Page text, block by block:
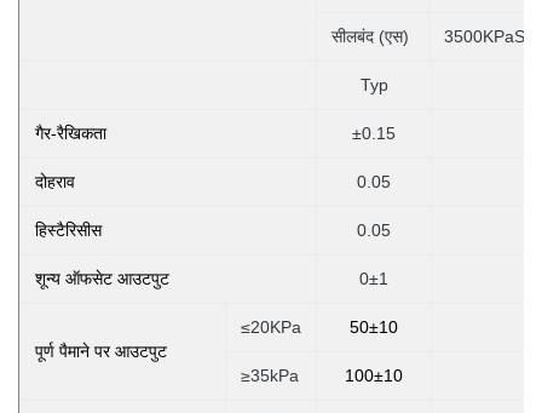
सीलबंद (एस)
Typ
गैर-रैखिकता ±0.15
दोहराव 0.05
हिस्टैरिसीस 0.05
शून्य ऑफसेट आउटपुट 0±1
पूर्ण पैमाने पर आउटपुट
≤20KPa 50±10
≥35kPa 100±10